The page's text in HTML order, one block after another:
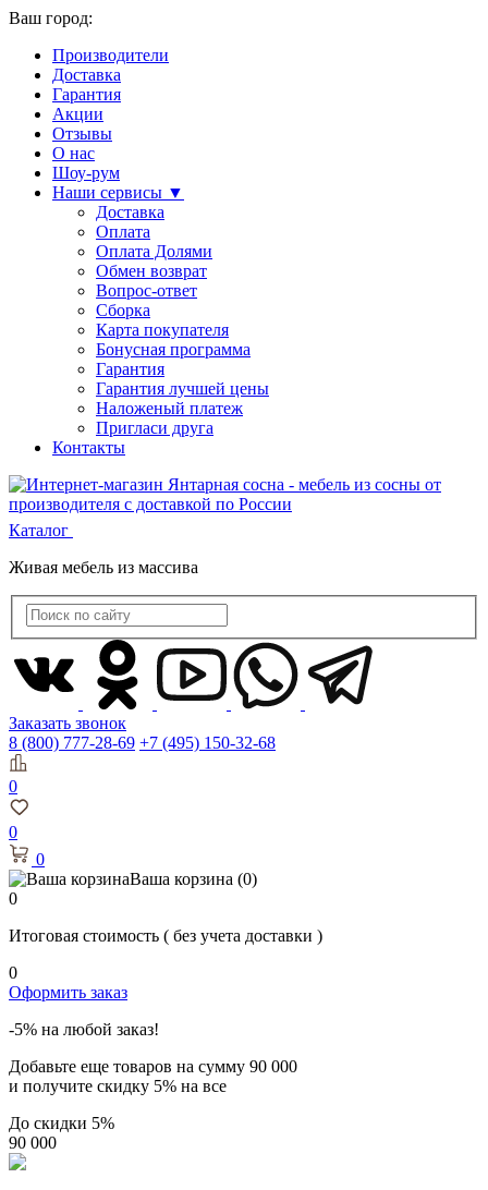
Ваш город:
Производители
Доставка
Гарантия
Акции
Отзывы
О нас
Шоу-рум
Наши сервисы ▼
Доставка
Оплата
Оплата Долями
Обмен возврат
Вопрос-ответ
Сборка
Карта покупателя
Бонусная программа
Гарантия
Гарантия лучшей цены
Наложеный платеж
Пригласи друга
Контакты
Каталог
Живая мебель из массива
Заказать звонок
8 (800) 777-28-69 +7 (495) 150-32-68
0
0
0
Ваша корзина (0)
0
Итоговая стоимость ( без учета доставки )
0
Оформить заказ
-5% на любой заказ!
Добавьте еще товаров на сумму 90 000
и получите скидку 5% на все
До скидки 5%
90 000